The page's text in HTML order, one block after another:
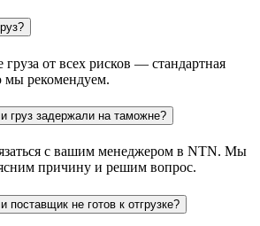
груза от всех рисков — стандартная
мы рекомендуем.
груз задержали на таможне?
с вашим менеджером в NTN. Мы
причину и решим вопрос.
поставщик не готов к отгрузке?